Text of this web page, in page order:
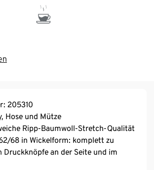
205310
Hose und Mütze
Ripp-Baumwoll-Stretch-Qualität
68 in Wickelform: komplett zu
Druckknöpfe an der Seite und im